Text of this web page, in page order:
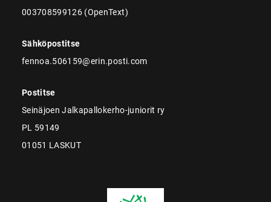
003708599126 (OpenText)
Sähköpostitse
fennoa.506159@erin.posti.com
Postitse
Seinäjoen Jalkapallokerho-juniorit ry
PL 59149
01051 LASKUT